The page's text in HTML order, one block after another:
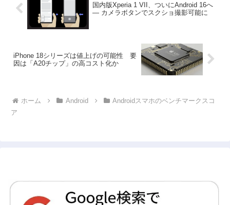
国内版Xperia 1 VII、ついにAndroid 16へ
― カメラボタンでスクショ撮影可能に
iPhone 18シリーズは値上げの可能性 要
因は「A20チップ」の高コスト化か
ホーム Android
Androidスマホのベンチマークスコ
ア